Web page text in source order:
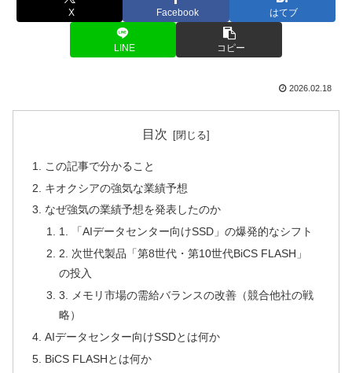
X Facebook はてブ
LINE コピー
2026.02.18
目次
この記事で分かること
キオクシアの強気な業績予想
なぜ強気の業績予想を発表したのか
1. 「AIデータセンター向けSSD」の爆発的なシフト
2. 次世代製品「第8世代・第10世代BiCS FLASH」
の投入
3. メモリ市場の需給バランスの改善（競合他社の戦
略）
AIデータセンター向けSSDとは何か
BiCS FLASHとは何か